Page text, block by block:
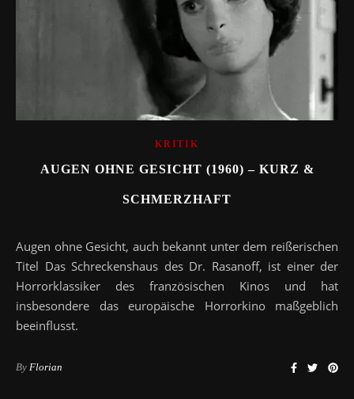
KRITIK
AUGEN OHNE GESICHT (1960) – KURZ &
SCHMERZHAFT
Augen ohne Gesicht, auch bekannt unter dem reißerischen
Titel Das Schreckenshaus des Dr. Rasanoff, ist einer der
Horrorklassiker des französischen Kinos und hat
insbesondere das europäische Horrorkino maßgeblich
beeinflusst.
By Florian